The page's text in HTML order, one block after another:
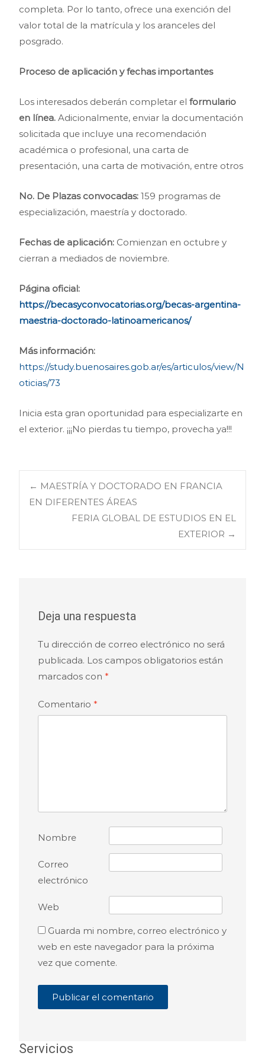
completa. Por lo tanto, ofrece una exención del
valor total de la matrícula y los aranceles del
posgrado.
Proceso de aplicación y fechas importantes
Los interesados deberán completar el formulario
en línea. Adicionalmente, enviar la documentación
solicitada que incluye una recomendación
académica o profesional, una carta de
presentación, una carta de motivación, entre otros
No. De Plazas convocadas: 159 programas de
especialización, maestría y doctorado.
Fechas de aplicación: Comienzan en octubre y
cierran a mediados de noviembre.
Página oficial:
https://becasyconvocatorias.org/becas-argentina-
maestria-doctorado-latinoamericanos/
Más información:
https://study.buenosaires.gob.ar/es/articulos/view/N
oticias/73
Inicia esta gran oportunidad para especializarte en
el exterior. ¡¡¡No pierdas tu tiempo, provecha ya!!!
Navegación
← MAESTRÍA Y DOCTORADO EN FRANCIA
EN DIFERENTES ÁREAS
FERIA GLOBAL DE ESTUDIOS EN EL
EXTERIOR →
Deja una respuesta
Tu dirección de correo electrónico no será
publicada. Los campos obligatorios están
marcados con *
Comentario *
Nombre
Correo
electrónico
Web
Guarda mi nombre, correo electrónico y
web en este navegador para la próxima
vez que comente.
Servicios